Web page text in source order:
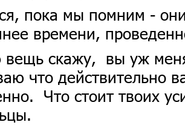
пока мы помним -
времени,
вещь скажу, вы уж
что действительно
Что стоит твоих